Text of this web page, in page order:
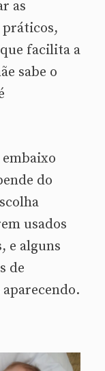
as
práticos,
facilita a
sabe o
embaixo
do
usados
e alguns
de